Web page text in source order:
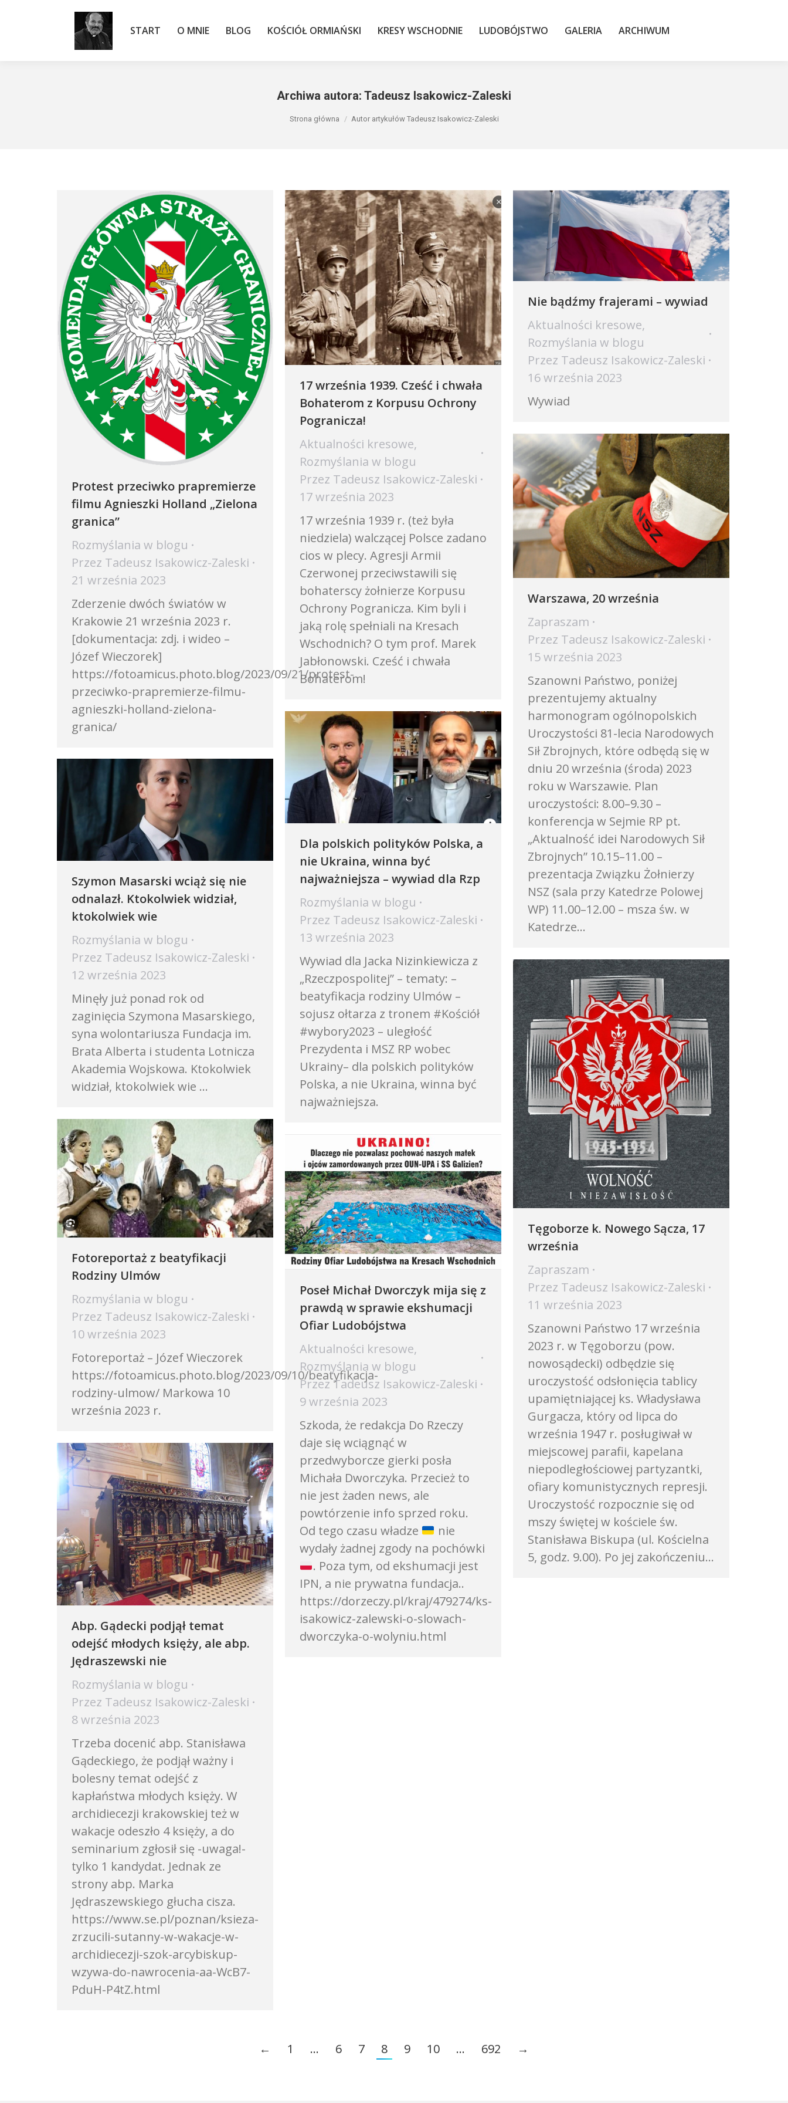
START O MNIE BLOG KOŚCIÓŁ ORMIAŃSKI KRESY WSCHODNIE LUDOBÓJSTWO GALERIA ARCHIWUM
Archiwa autora: Tadeusz Isakowicz-Zaleski
Jesteś tutaj:
Strona główna Autor artykułów Tadeusz Isakowicz-Zaleski
Protest przeciwko prapremierze
filmu Agnieszki Holland „Zielona
granica”
Rozmyślania w blogu
Przez Tadeusz Isakowicz-Zaleski
21 września 2023
Zderzenie dwóch światów w
Krakowie 21 września 2023 r.
[dokumentacja: zdj. i wideo –
Józef Wieczorek]
https://fotoamicus.photo.blog/2023/09/21/protest-
przeciwko-prapremierze-filmu-
agnieszki-holland-zielona-
granica/
17 września 1939. Cześć i chwała
Bohaterom z Korpusu Ochrony
Pogranicza!
Aktualności kresowe,
Rozmyślania w blogu
Przez Tadeusz Isakowicz-Zaleski
17 września 2023
17 września 1939 r. (też była
niedziela) walczącej Polsce zadano
cios w plecy. Agresji Armii
Czerwonej przeciwstawili się
bohaterscy żołnierze Korpusu
Ochrony Pogranicza. Kim byli i
jaką rolę spełniali na Kresach
Wschodnich? O tym prof. Marek
Jabłonowski. Cześć i chwała
Bohaterom!
Nie bądźmy frajerami – wywiad
Aktualności kresowe,
Rozmyślania w blogu
Przez Tadeusz Isakowicz-Zaleski
16 września 2023
Wywiad
Warszawa, 20 września
Zapraszam
Przez Tadeusz Isakowicz-Zaleski
15 września 2023
Szanowni Państwo, poniżej
prezentujemy aktualny
harmonogram ogólnopolskich
Uroczystości 81-lecia Narodowych
Sił Zbrojnych, które odbędą się w
dniu 20 września (środa) 2023
roku w Warszawie. Plan
uroczystości: 8.00–9.30 –
konferencja w Sejmie RP pt.
„Aktualność idei Narodowych Sił
Zbrojnych” 10.15–11.00 –
prezentacja Związku Żołnierzy
NSZ (sala przy Katedrze Polowej
WP) 11.00–12.00 – msza św. w
Katedrze…
Dla polskich polityków Polska, a
nie Ukraina, winna być
najważniejsza – wywiad dla Rzp
Rozmyślania w blogu
Przez Tadeusz Isakowicz-Zaleski
13 września 2023
Wywiad dla Jacka Nizinkiewicza z
„Rzeczpospolitej” – tematy: –
beatyfikacja rodziny Ulmów –
sojusz ołtarza z tronem #Kościół
#wybory2023 – uległość
Prezydenta i MSZ RP wobec
Ukrainy– dla polskich polityków
Polska, a nie Ukraina, winna być
najważniejsza.
Szymon Masarski wciąż się nie
odnalazł. Ktokolwiek widział,
ktokolwiek wie
Rozmyślania w blogu
Przez Tadeusz Isakowicz-Zaleski
12 września 2023
Minęły już ponad rok od
zaginięcia Szymona Masarskiego,
syna wolontariusza Fundacja im.
Brata Alberta i studenta Lotnicza
Akademia Wojskowa. Ktokolwiek
widział, ktokolwiek wie …
Tęgoborze k. Nowego Sącza, 17
września
Zapraszam
Przez Tadeusz Isakowicz-Zaleski
11 września 2023
Szanowni Państwo 17 września
2023 r. w Tęgoborzu (pow.
nowosądecki) odbędzie się
uroczystość odsłonięcia tablicy
upamiętniającej ks. Władysława
Gurgacza, który od lipca do
września 1947 r. posługiwał w
miejscowej parafii, kapelana
niepodległościowej partyzantki,
ofiary komunistycznych represji.
Uroczystość rozpocznie się od
mszy świętej w kościele św.
Stanisława Biskupa (ul. Kościelna
5, godz. 9.00). Po jej zakończeniu…
Fotoreportaż z beatyfikacji
Rodziny Ulmów
Rozmyślania w blogu
Przez Tadeusz Isakowicz-Zaleski
10 września 2023
Fotoreportaż – Józef Wieczorek
https://fotoamicus.photo.blog/2023/09/10/beatyfikacja-
rodziny-ulmow/ Markowa 10
września 2023 r.
Poseł Michał Dworczyk mija się z
prawdą w sprawie ekshumacji
Ofiar Ludobójstwa
Aktualności kresowe,
Rozmyślania w blogu
PrzezTadeusz Isakowicz-Zaleski
9 września 2023
Szkoda, że redakcja Do Rzeczy
daje się wciągnąć w
przedwyborcze gierki posła
Michała Dworczyka. Przecież to
nie jest żaden news, ale
powtórzenie info sprzed roku.
Od tego czasu władze
nie
wydały żadnej zgody na pochówki
. Poza tym, od ekshumacji jest
IPN, a nie prywatna fundacja..
https://dorzeczy.pl/kraj/479274/ks-
isakowicz-zalewski-o-slowach-
dworczyka-o-wolyniu.html
Abp. Gądecki podjął temat
odejść młodych księży, ale abp.
Jędraszewski nie
Rozmyślania w blogu
Przez Tadeusz Isakowicz-Zaleski
8 września 2023
Trzeba docenić abp. Stanisława
Gądeckiego, że podjął ważny i
bolesny temat odejść z
kapłaństwa młodych księży. W
archidiecezji krakowskiej też w
wakacje odeszło 4 księży, a do
seminarium zgłosił się -uwaga!-
tylko 1 kandydat. Jednak ze
strony abp. Marka
Jędraszewskiego głucha cisza.
https://www.se.pl/poznan/ksieza-
zrzucili-sutanny-w-wakacje-w-
archidiecezji-szok-arcybiskup-
wzywa-do-nawrocenia-aa-WcB7-
PduH-P4tZ.html
← 1 … 6 7 8 9 10 … 692 →